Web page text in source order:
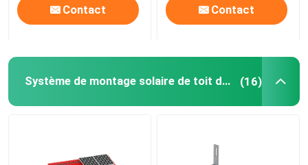
Contactez-nous
Contact Contact
Système de montage solaire de toit de tuile (16)